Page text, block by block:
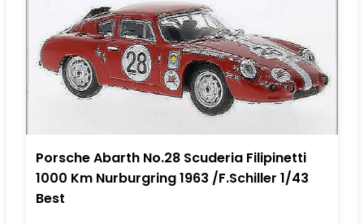
Porsche Abarth No.28 Scuderia Filipinetti
1000 Km Nurburgring 1963 /F.Schiller 1/43
Best